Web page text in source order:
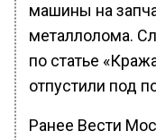
машины на
металлолома.
по статье
отпустили под
Ранее Вести